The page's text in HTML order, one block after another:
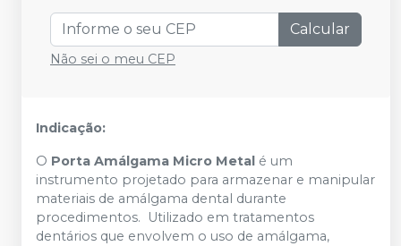
Calcular
Não sei o meu CEP
Indicação:
O Porta Amálgama Micro Metal é um
instrumento projetado para armazenar e manipular
materiais de amálgama dental durante
procedimentos. Utilizado em tratamentos
dentários que envolvem o uso de amálgama,